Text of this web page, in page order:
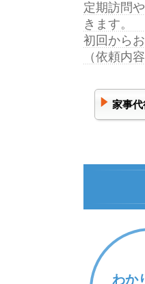
定期訪問
きます。
初回から
（依頼内
家事
わか